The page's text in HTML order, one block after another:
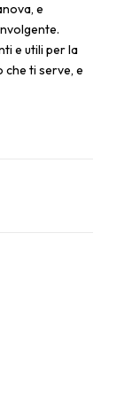
e
e utili per la
che ti serve, e